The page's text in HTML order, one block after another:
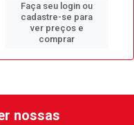
Faça seu login ou
cadastre-se para
ver preços e
comprar
nossas